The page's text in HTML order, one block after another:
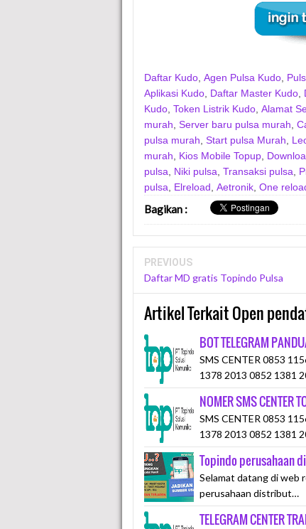
Daftar Kudo Agen Pulsa Kudo
Aplikasi Kudo Daftar Master Kudo
Kudo Token Listrik Kudo Alamat
murah Server baru pulsa murah
pulsa murah Start pulsa Murah
murah
Kios Mobile Topup
pulsa
Niki pulsa Transaksi pulsa
pulsa
Elreload Aetronik One
Bagikan :
PREVIOUS
Daftar MD gratis Topindo Pulsa
Artikel Terkait Open
BOT TELEGRAM
SMS CENTER 0853
1378 2013 0852 1381
NOMER SMS CENTER
SMS CENTER 0853
1378 2013 0852 1381
Topindo perusahaan
Selamat datang di web
perusahaan distribut…
TELEGRAM CENTER